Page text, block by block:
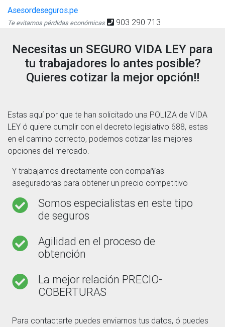
Asesordeseguros.pe
Te evitamos pérdidas económicas 903 290 713
Necesitas un SEGURO VIDA LEY para
tu trabajadores lo antes posible?
Quieres cotizar la mejor opción!!
Estas aquí por que te han solicitado una POLIZA de VIDA
LEY ó quiere cumplir con el decreto legislativo 688, estas
en el camino correcto, podemos cotizar las mejores
opciones del mercado.
Y trabajamos directamente con compañías
aseguradoras para obtener un precio competitivo
Somos especialistas en este tipo
de seguros
Agilidad en el proceso de
obtención
La mejor relación PRECIO-
COBERTURAS
Para contactarte puedes enviarnos tus datos, ó puedes